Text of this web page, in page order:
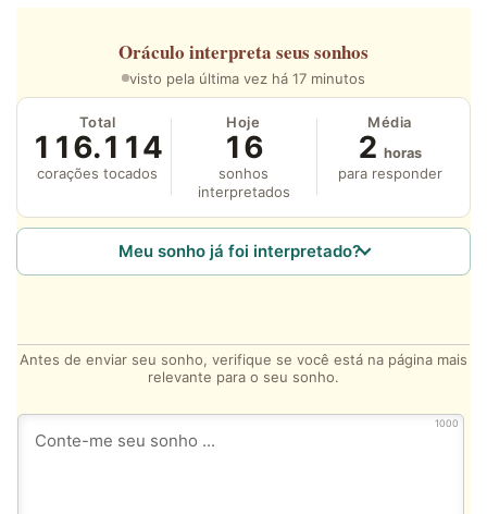
Oráculo interpreta seus sonhos
visto pela última vez há 17 minutos
Total
116.114
corações tocados
Hoje
16
sonhos
interpretados
Média
2 horas
para responder
Meu sonho já foi interpretado?
Antes de enviar seu sonho, verifique se você está na página mais
relevante para o seu sonho.
1000